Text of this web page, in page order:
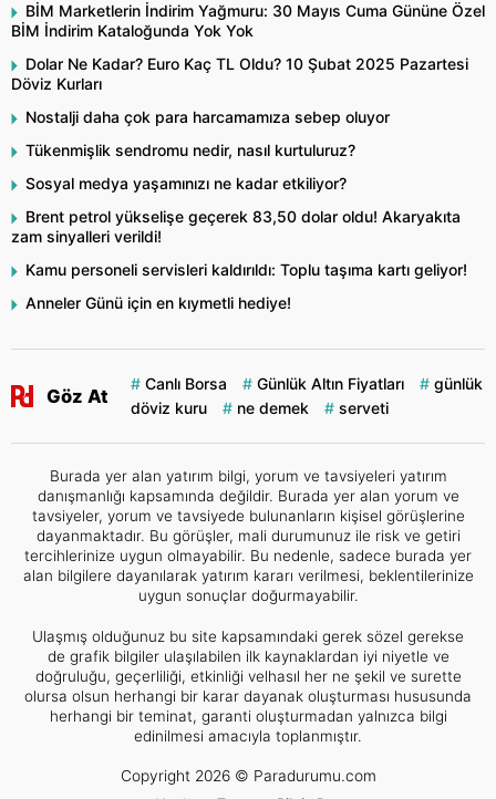
BİM Marketlerin İndirim Yağmuru: 30 Mayıs Cuma Gününe Özel
BİM İndirim Kataloğunda Yok Yok
Dolar Ne Kadar? Euro Kaç TL Oldu? 10 Şubat 2025 Pazartesi
Döviz Kurları
Nostalji daha çok para harcamamıza sebep oluyor
Tükenmişlik sendromu nedir, nasıl kurtuluruz?
Sosyal medya yaşamınızı ne kadar etkiliyor?
Brent petrol yükselişe geçerek 83,50 dolar oldu! Akaryakıta
zam sinyalleri verildi!
Kamu personeli servisleri kaldırıldı: Toplu taşıma kartı geliyor!
Anneler Günü için en kıymetli hediye!
Göz At
Canlı Borsa Günlük Altın Fiyatları
günlük
döviz kuru
ne demek serveti
Burada yer alan yatırım bilgi, yorum ve tavsiyeleri yatırım
danışmanlığı kapsamında değildir. Burada yer alan yorum ve
tavsiyeler, yorum ve tavsiyede bulunanların kişisel görüşlerine
dayanmaktadır. Bu görüşler, mali durumunuz ile risk ve getiri
tercihlerinize uygun olmayabilir. Bu nedenle, sadece burada yer
alan bilgilere dayanılarak yatırım kararı verilmesi, beklentilerinize
uygun sonuçlar doğurmayabilir.
Ulaşmış olduğunuz bu site kapsamındaki gerek sözel gerekse
de grafik bilgiler ulaşılabilen ilk kaynaklardan iyi niyetle ve
doğruluğu, geçerliliği, etkinliği velhasıl her ne şekil ve surette
olursa olsun herhangi bir karar dayanak oluşturması hususunda
herhangi bir teminat, garanti oluşturmadan yalnızca bilgi
edinilmesi amacıyla toplanmıştır.
Copyright 2026 © Paradurumu.com